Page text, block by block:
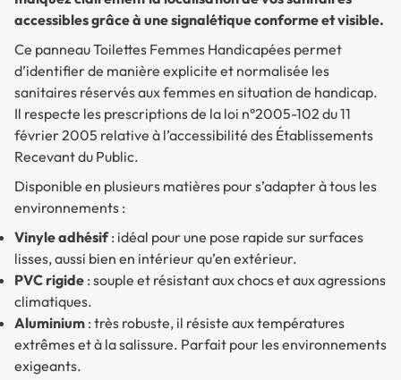
accessibles grâce à une signalétique conforme et visible.
Ce panneauToilettes Femmes Handicapées permet
d’identifier de manière explicite et normalisée les
sanitaires réservés aux femmes en situation de handicap.
Il respecte les prescriptions de la loi n°2005-102 du 11
février 2005 relative à l’accessibilité des Établissements
Recevant du Public.
Disponible en plusieurs matières pour s’adapter à tous les
environnements :
Vinyle adhésif: idéal pour une pose rapide sur surfaces
lisses, aussi bien en intérieur qu’en extérieur.
PVC rigide : souple et résistant aux chocs et aux agressions
climatiques.
Aluminium : très robuste, il résiste aux températures
extrêmes et à la salissure. Parfait pour les environnements
exigeants.